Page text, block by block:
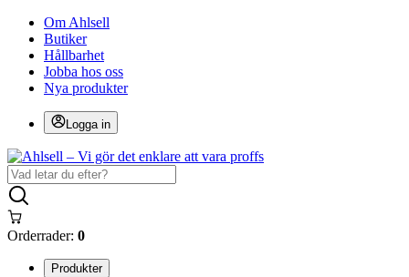
Om Ahlsell
Butiker
Hållbarhet
Jobba hos oss
Nya produkter
Logga in
Orderrader: 0
Produkter